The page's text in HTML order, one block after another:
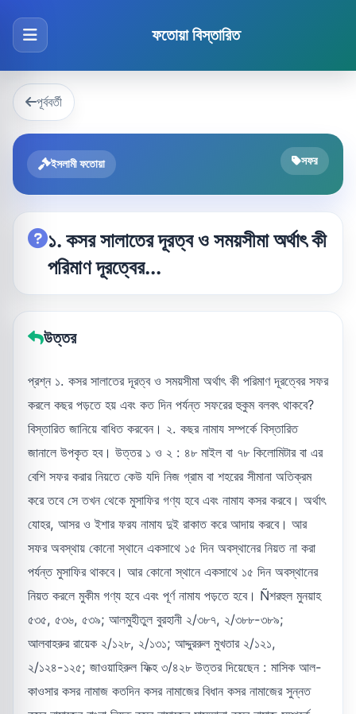
ফতোয়া বিস্তারিত
পূর্ববর্তী
ইসলামী ফতোয়া সফর
১. কসর সালাতের দূরত্ব ও সময়সীমা অর্থাৎ কী
পরিমাণ দূরত্বের...
উত্তর
প্রশ্ন ১. কসর সালাতের দূরত্ব ও সময়সীমা অর্থাৎ কী পরিমাণ দূরত্বের সফর
করলে কছর পড়তে হয় এবং কত দিন পর্যন্ত সফরের হুকুম বলবৎ থাকবে?
বিস্তারিত জানিয়ে বাধিত করবেন। ২. কছর নামায সম্পর্কে বিস্তারিত
জানালে উপকৃত হব। উত্তর ১ ও ২ : ৪৮ মাইল বা ৭৮ কিলোমিটার বা এর
বেশি সফর করার নিয়তে কেউ যদি নিজ গ্রাম বা শহরের সীমানা অতিক্রম
করে তবে সে তখন থেকে মুসাফির গণ্য হবে এবং নামায কসর করবে। অর্থাৎ
যোহর, আসর ও ইশার ফরয নামায দুই রাকাত করে আদায় করবে। আর
সফর অবস্থায় কোনো স্থানে একসাথে ১৫ দিন অবস্থানের নিয়ত না করা
পর্যন্ত মুসাফির থাকবে। আর কোনো স্থানে একসাথে ১৫ দিন অবস্থানের
নিয়ত করলে মুকীম গণ্য হবে এবং পূর্ণ নামায পড়তে হবে। Ñশরহুল মুনয়াহ
৫৩৫, ৫৩৬, ৫৩৯; আলমুহীতুল বুরহানী ২/৩৮৭, ২/৩৮৮-৩৮৯;
আলবাহরুর রায়েক ২/১২৮, ২/১৩১; আদ্দুররুল মুখতার ২/১২১,
২/১২৪-১২৫; জাওয়াহিরুল ফিক্হ ৩/৪২৮ উত্তর দিয়েছেন : মাসিক আল-
কাওসার কসর নামাজ কতদিন কসর নামাজের বিধান কসর নামাজের সুন্নত